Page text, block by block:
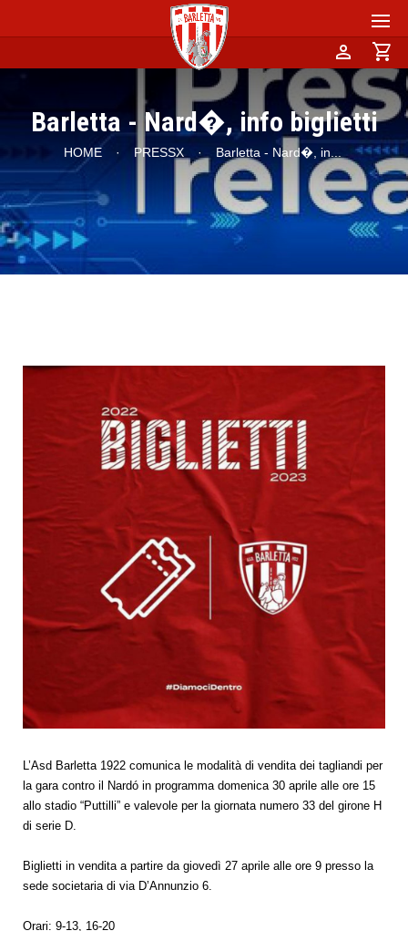
person shopping_cart
Barletta - Nard�, info biglietti
HOME · PRESSX · Barletta - Nard�, in...
L’Asd Barletta 1922 comunica le modalità di vendita dei tagliandi per
la gara contro il Nardó in programma domenica 30 aprile alle ore 15
allo stadio “Puttilli” e valevole per la giornata numero 33 del girone H
di serie D.
Biglietti in vendita a partire da giovedì 27 aprile alle ore 9 presso la
sede societaria di via D’Annunzio 6.
Orari: 9-13, 16-20